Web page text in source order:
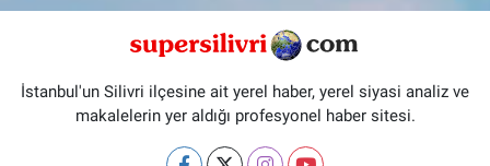
İstanbul'un Silivri ilçesine ait yerel haber, yerel siyasi analiz ve
makalelerin yer aldığı profesyonel haber sitesi.